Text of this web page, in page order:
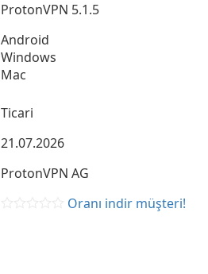
ProtonVPN 5.1.5
Android
Windows
Mac
Ticari
21.07.2026
ProtonVPN AG
Oranı indir müşteri!